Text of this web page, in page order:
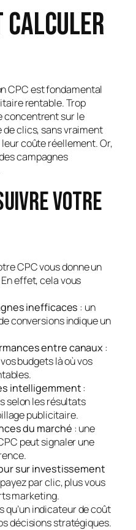
calculer
CPC est fondamental
rentable. Trop
concentrent sur le
de clics, sans vraiment
coûte réellement. Or,
campagnes
votre
CPC vous donne un
effet, cela vous
inefficaces : un
conversions indique un
entre canaux:
budgets là où vos
intelligemment:
selon les résultats
publicitaire.
du marché : une
peut signaler une
sur investissement
par clic, plus vous
marketing.
qu’un indicateur de coût
décisions stratégiques.